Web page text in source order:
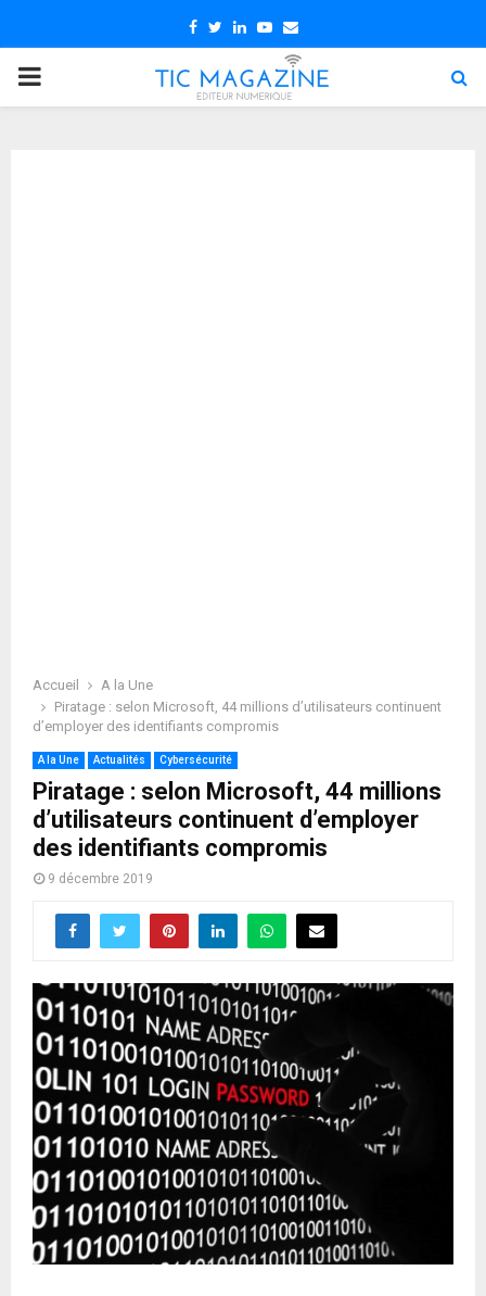
Facebook
TwitterLinkedin
Youtube
Email
PRIMARY
Accueil
A la Une
Piratage : selon Microsoft, 44 millions d’utilisateurs continuent
d’employer des identifiants compromis
A la Une Actualités Cybersécurité
Piratage : selon Microsoft, 44 millions
d’utilisateurs continuent d’employer
des identifiants compromis
9 décembre 2019